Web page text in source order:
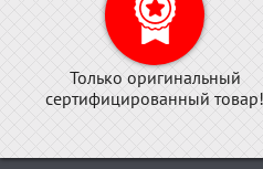
Только оригинальный
сертифицированный товар!